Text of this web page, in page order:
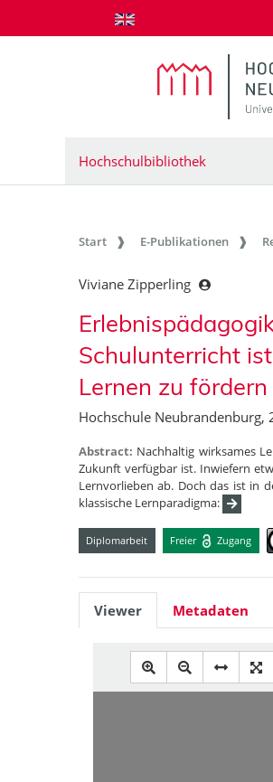
zum Inhalt springen
Hochschulbibliothek
Start E-Publikationen
Viviane Zipperling
Schulunterricht
Lernen zu fördern
Hochschule Neubrandenburg,
Abstract: Nachhaltig wirksames
Zukunft verfügbar ist. Inwiefern
Lernvorlieben ab. Doch das ist in
klassische Lernparadigma:
Diplomarbeit Freier Zugang
Viewer Metadaten